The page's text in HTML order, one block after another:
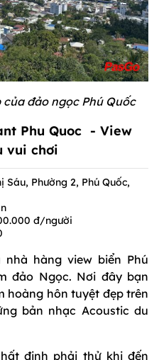
đảo ngọc Phú Quốc
Phu Quoc - View
vui chơi
Sáu, Phường 2, Phú Quốc,
đ/người
nhà hàng view biển Phú
đảo Ngọc. Nơi đây bạn
hoàng hôn tuyệt đẹp trên
bản nhạc Acoustic du
định phải thử khi đến